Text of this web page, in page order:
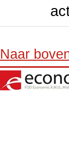
Naar